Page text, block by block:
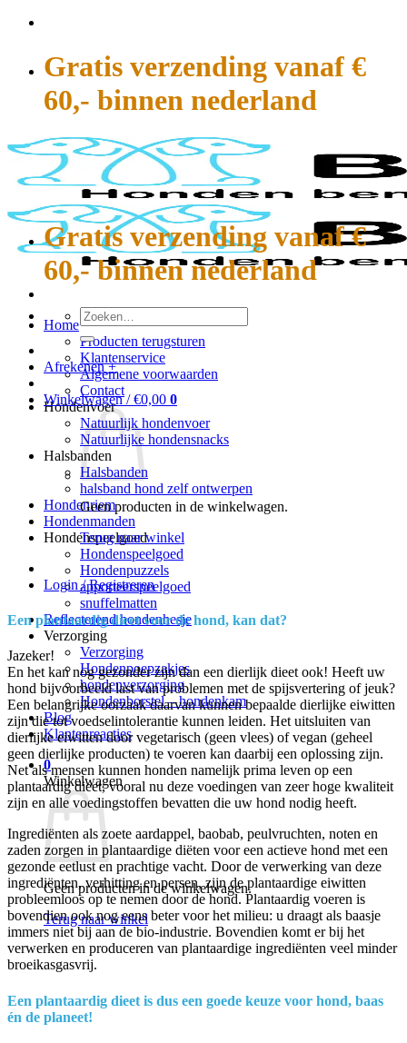
Gratis verzending vanaf €
60,- binnen nederland
Home
Producten terugsturen
Klantenservice
Algemene voorwaarden
Contact
Hondenvoer
Natuurlijk hondenvoer
Natuurlijke hondensnacks
Halsbanden
Halsbanden
halsband hond zelf ontwerpen
Hondenriem
Hondenmanden
Hondenspeelgoed
Hondenspeelgoed
Hondenpuzzels
apporteerspeelgoed
snuffelmatten
Reflecterend hondenhesje
Verzorging
Verzorging
Hondenpoepzakjes
hondenverzorging
Hondenborstel – hondenkam
Blog
Klantenreacties
0
Winkelwagen
Geen producten in de winkelwagen.
Terug naar winkel
Gratis verzending vanaf €
60,- binnen nederland
Zoeken
naar:
Afrekenen +
Winkelwagen /€0,00 0
Geen producten in de winkelwagen.
Terug naar winkel
Login / Registreren
Een plantaardig dieet voor de hond, kan dat?
Jazeker!
En het kan nog gezonder zijn dan een dierlijk dieet ook! Heeft uw
hond bijvoorbeeld last van problemen met de spijsvertering of jeuk?
Een belangrijke oorzaak daarvan kunnen bepaalde dierlijke eiwitten
zijn die tot voedselintolerantie kunnen leiden. Het uitsluiten van
dierlijke eiwitten door vegetarisch (geen vlees) of vegan (geheel
geen dierlijke producten) te voeren kan daarbij een oplossing zijn.
Net als mensen kunnen honden namelijk prima leven op een
plantaardig dieet, vooral nu deze voedingen van zeer hoge kwaliteit
zijn en alle voedingstoffen bevatten die uw hond nodig heeft.
Ingrediënten als zoete aardappel, baobab, peulvruchten, noten en
zaden zorgen in plantaardige diëten voor een actieve hond met een
gezonde eetlust en prachtige vacht. Door de verwerking van deze
ingrediënten, verhitting en persen, zijn de plantaardige eiwitten
probleemloos op te nemen door de hond. Plantaardig voeren is
bovendien ook nog eens beter voor het milieu: u draagt als baasje
immers niet bij aan de bio-industrie. Bovendien komt er bij het
verwerken en produceren van plantaardige ingrediënten veel minder
broeikasgasvrij.
Een plantaardig dieet is dus een goede keuze voor hond, baas
én de planeet!